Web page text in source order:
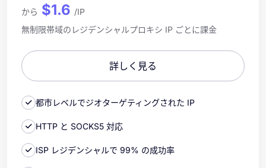
から $1.6 /IP
無制限帯域のレジデンシャルプロキシ IP ごとに課金
詳しく見る
都市レベルでジオターゲティングされた IP
HTTP と SOCKS5 対応
ISP レジデンシャルで 99% の成功率